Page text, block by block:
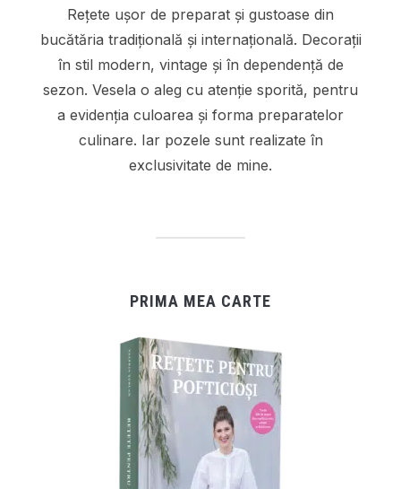
Rețete ușor de preparat și gustoase din
bucătăria tradițională și internațională. Decorații
în stil modern, vintage și în dependență de
sezon. Vesela o aleg cu atenție sporită, pentru
a evidenția culoarea și forma preparatelor
culinare. Iar pozele sunt realizate în
exclusivitate de mine.
PRIMA MEA CARTE